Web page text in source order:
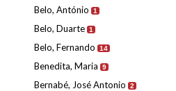
Belo, António 1
Belo, Duarte 1
Belo, Fernando 14
Benedita, Maria 9
Bernabé, José Antonio 2